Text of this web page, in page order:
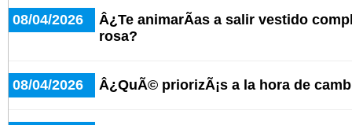
08/04/2026
Â¿Te animarÃ­as a salir vestido
rosa?
08/04/2026 Â¿QuÃ© priorizÃ¡s a la hora de